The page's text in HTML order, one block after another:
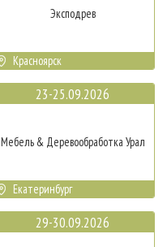
Эксподрев
Красноярск
23-25.09.2026
Мебель & Деревообработка Урал
Екатеринбург
29-30.09.2026